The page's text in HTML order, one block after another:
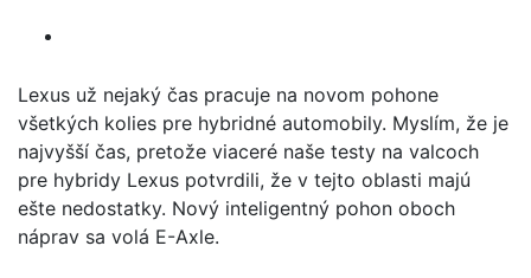
Lexus už nejaký čas pracuje na novom pohone
všetkých kolies pre hybridné automobily. Myslím, že je
najvyšší čas, pretože viaceré naše testy na valcoch
pre hybridy Lexus potvrdili, že v tejto oblasti majú
ešte nedostatky. Nový inteligentný pohon oboch
náprav sa volá E-Axle.